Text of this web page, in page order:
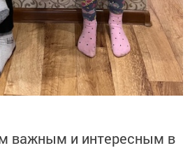
важным и интересным в